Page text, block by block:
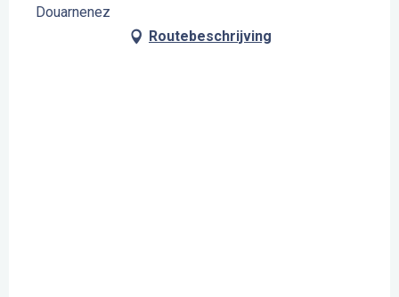
Douarnenez
Routebeschrijving